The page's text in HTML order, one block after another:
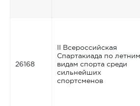
26168
II Всероссийская
Спартакиада по летним
видам спорта среди
сильнейших
спортсменов